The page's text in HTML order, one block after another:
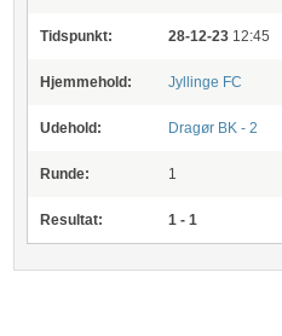
Tidspunkt: 28-12-23 12:45
Hjemmehold: Jyllinge FC
Udehold: Dragør BK - 2
Runde: 1
Resultat: 1 - 1